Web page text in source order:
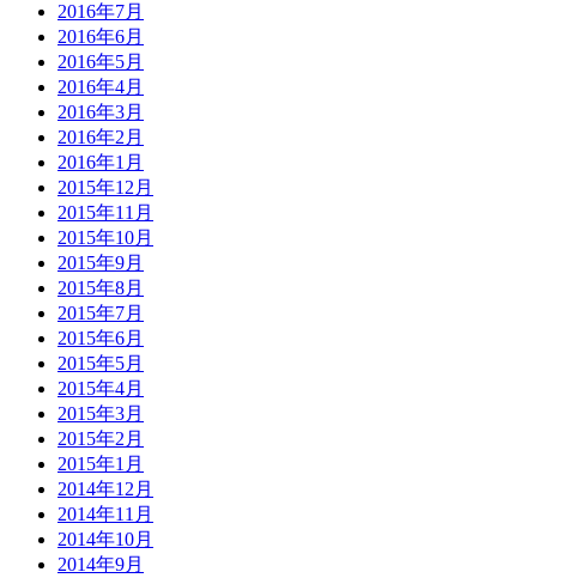
2016年7月
2016年6月
2016年5月
2016年4月
2016年3月
2016年2月
2016年1月
2015年12月
2015年11月
2015年10月
2015年9月
2015年8月
2015年7月
2015年6月
2015年5月
2015年4月
2015年3月
2015年2月
2015年1月
2014年12月
2014年11月
2014年10月
2014年9月